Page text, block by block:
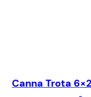
Canna Trota